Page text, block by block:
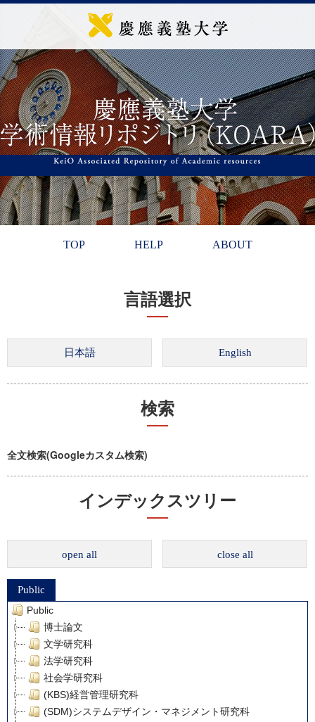
TOP HELP ABOUT
言語選択
検索
全文検索(Googleカスタム検索)
インデックスツリー
open all close all
Public
Public
博士論文
文学研究科
法学研究科
社会学研究科
(KBS)経営管理研究科
(SDM)システムデザイン・マネジメント研究科